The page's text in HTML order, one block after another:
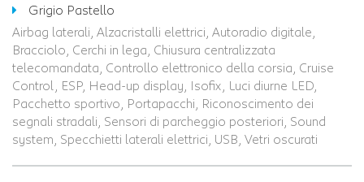
Grigio Pastello
Airbag laterali, Alzacristalli elettrici, Autoradio digitale,
Bracciolo, Cerchi in lega, Chiusura centralizzata
telecomandata, Controllo elettronico della corsia, Cruise
Control, ESP, Head-up display, Isofix, Luci diurne LED,
Pacchetto sportivo, Portapacchi, Riconoscimento dei
segnali stradali, Sensori di parcheggio posteriori, Sound
system, Specchietti laterali elettrici, USB, Vetri oscurati